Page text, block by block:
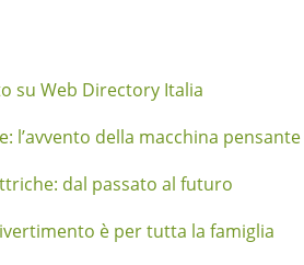
su Web Directory Italia
l’avvento della macchina pensante
dal passato al futuro
è per tutta la famiglia